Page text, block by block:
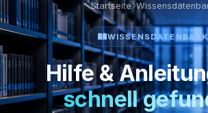
Startseite
WISSENSDATENBANK
Hilfe &
schnell